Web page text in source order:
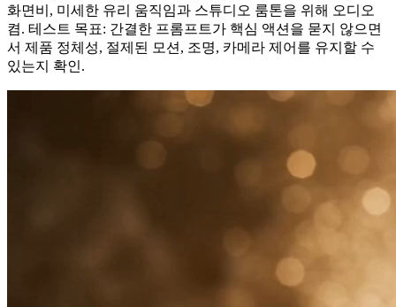
화면비, 미세한 유리 움직임과 스튜디오 룸톤을 위해 오디오
켬. 테스트 목표: 간결한 프롬프트가 핵심 액션을 묻지 않으면
서 제품 정체성, 절제된 모션, 조명, 카메라 제어를 유지할 수
있는지 확인.